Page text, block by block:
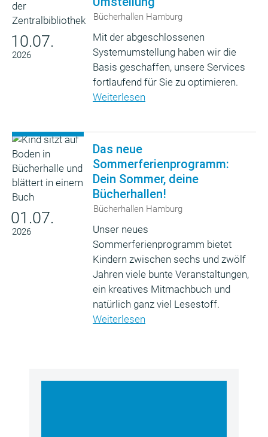
10.07.
2026
Bücherhallen Hamburg
Mit der abgeschlossenen
Systemumstellung haben wir die
Basis geschaffen, unsere Services
fortlaufend für Sie zu optimieren.
Weiterlesen
01.07.
2026
Das neue
Sommerferienprogramm:
Dein Sommer, deine
Bücherhallen!
Bücherhallen Hamburg
Unser neues
Sommerferienprogramm bietet
Kindern zwischen sechs und zwölf
Jahren viele bunte Veranstaltungen,
ein kreatives Mitmachbuch und
natürlich ganz viel Lesestoff.
Weiterlesen